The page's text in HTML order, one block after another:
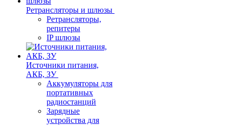
Ретрансляторы и шлюзы
Ретрансляторы,
репитеры
IP шлюзы
Источники питания,
АКБ, ЗУ
Аккумуляторы для
портативных
радиостанций
Зарядные
устройства для